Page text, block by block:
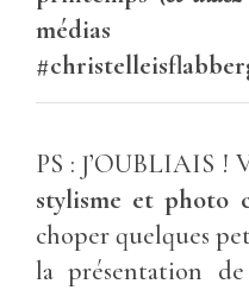
médias
PS : J’OUBLIAIS !
stylisme et photo
choper quelques
la présentation